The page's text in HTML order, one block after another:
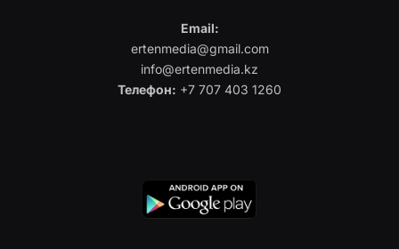
Email:
ertenmedia@gmail.com
info@ertenmedia.kz
Телефон: +7 707 403 1260